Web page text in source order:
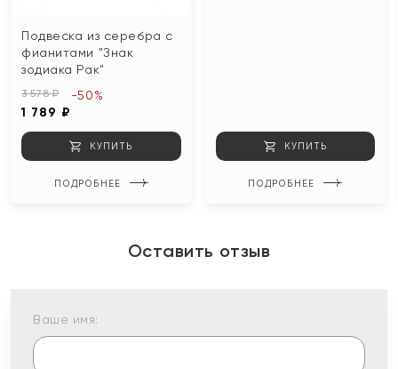
Подвеска из серебра с
фианитами "Знак
зодиака Рак"
3 578 ₽
1 789 ₽
-50%
КУПИТЬ
ПОДРОБНЕЕ
КУПИТЬ
ПОДРОБНЕЕ
Оставить отзыв
Ваше имя: